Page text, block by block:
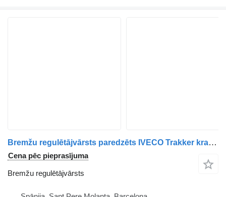
Bremžu regulētājvārsts paredzēts IVECO Trakker kravas automašīnas
Cena pēc pieprasījuma
Bremžu regulētājvārsts